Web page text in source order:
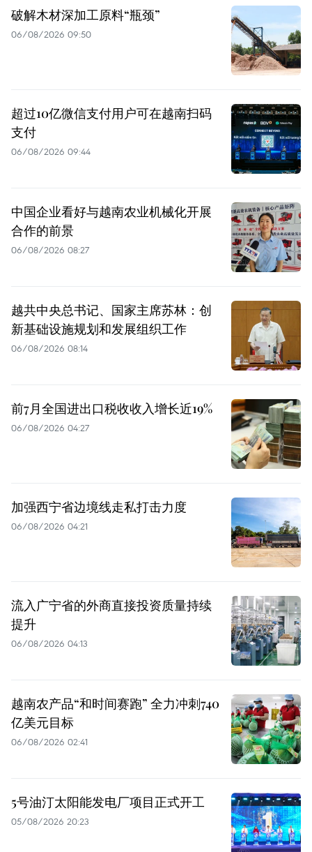
破解木材深加工原料“瓶颈”
06/08/2026 09:50
超过10亿微信支付用户可在越南扫码
支付
06/08/2026 09:44
中国企业看好与越南农业机械化开展
合作的前景
06/08/2026 08:27
越共中央总书记、国家主席苏林：创
新基础设施规划和发展组织工作
06/08/2026 08:14
前7月全国进出口税收收入增长近19%
06/08/2026 04:27
加强西宁省边境线走私打击力度
06/08/2026 04:21
流入广宁省的外商直接投资质量持续
提升
06/08/2026 04:13
越南农产品“和时间赛跑” 全力冲刺740
亿美元目标
06/08/2026 02:41
5号油汀太阳能发电厂项目正式开工
05/08/2026 20:23